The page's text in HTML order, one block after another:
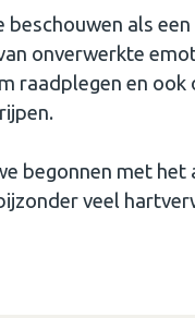
beschouwen als
onverwerkte
raadplegen en
begonnen met
veel